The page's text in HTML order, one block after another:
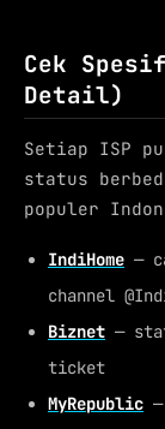
Cek
Detail)
Setiap ISP
status
populer
IndiHome —
channel
Biznet —
ticket
MyRepublic